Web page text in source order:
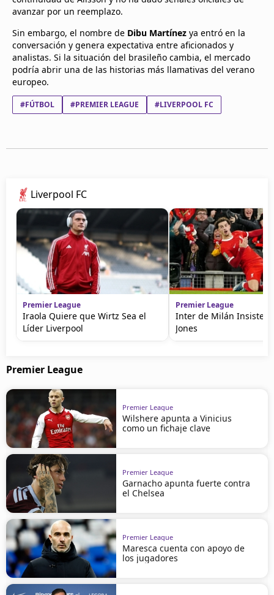
avanzar por un reemplazo.
Sin embargo, el nombre de Dibu Martínez ya entró en la
conversación y genera expectativa entre aficionados y
analistas. Si la situación del brasileño cambia, el mercado
podría abrir una de las historias más llamativas del verano
europeo.
#FÚTBOL #PREMIER LEAGUE #LIVERPOOL FC
Liverpool FC
Premier League
Iraola Quiere que Wirtz Sea el
Líder Liverpool
Premier League
Inter de Milán Insiste
Jones
Premier League
Premier League
Wilshere apunta a Vinicius
como un fichaje clave
Premier League
Garnacho apunta fuerte contra
el Chelsea
Premier League
Maresca cuenta con apoyo de
los jugadores